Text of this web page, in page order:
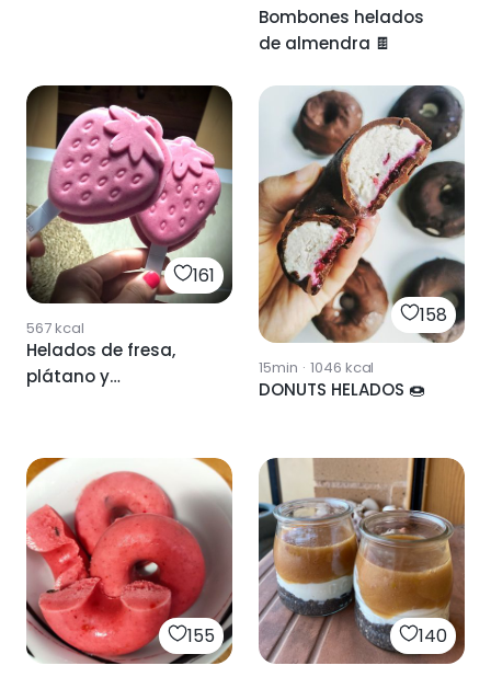
Bombones helados
de almendra 🍫
161
567kcal
Helados de fresa,
plátano y
158
15min · 1046 kcal
DONUTS HELADOS 🍩
155 140